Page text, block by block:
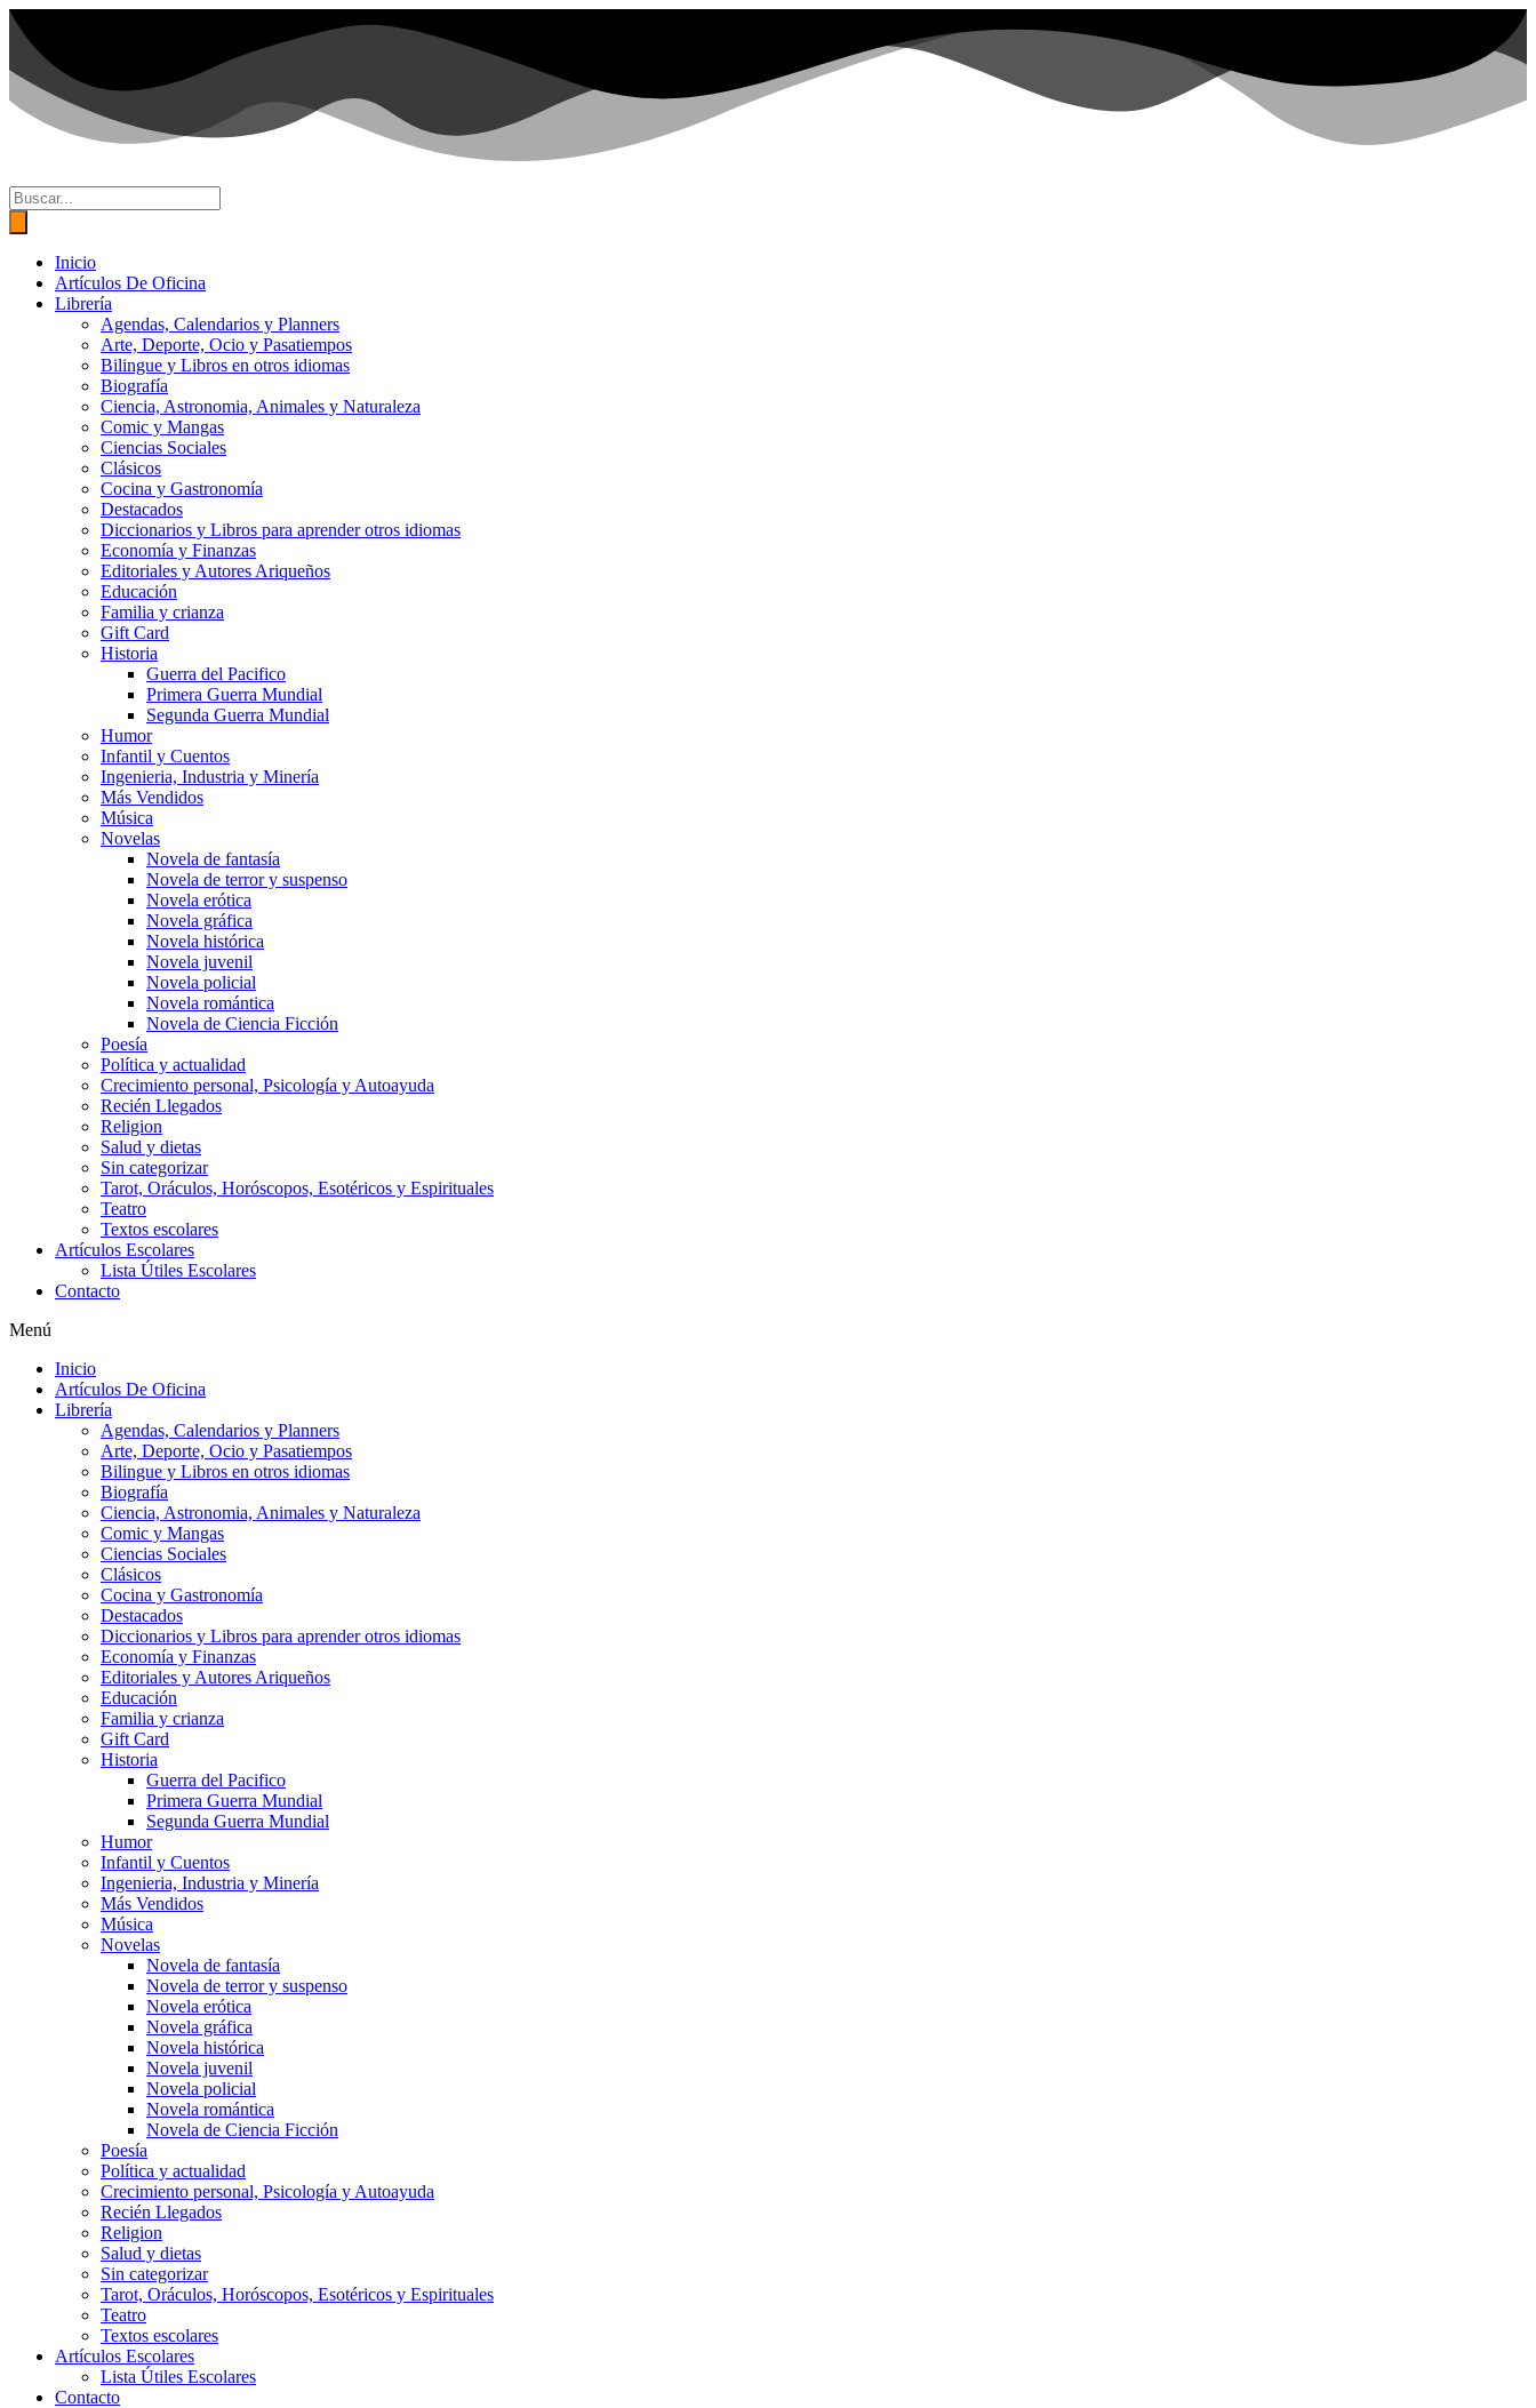
Ir
contenido
Búsqueda
de
productos
Inicio
Artículos De Oficina
Librería
Agendas, Calendarios y Planners
Arte, Deporte, Ocio y Pasatiempos
Bilingue y Libros en otros idiomas
Biografía
Ciencia, Astronomia, Animales y Naturaleza
Comic y Mangas
Ciencias Sociales
Clásicos
Cocina y Gastronomía
Destacados
Diccionarios y Libros para aprender otros idiomas
Economía y Finanzas
Editoriales y Autores Ariqueños
Educación
Familia y crianza
Gift Card
Historia
Guerra del Pacifico
Primera Guerra Mundial
Segunda Guerra Mundial
Humor
Infantil y Cuentos
Ingenieria, Industria y Minería
Más Vendidos
Música
Novelas
Novela de fantasía
Novela de terror y suspenso
Novela erótica
Novela gráfica
Novela histórica
Novela juvenil
Novela policial
Novela romántica
Novela de Ciencia Ficción
Poesía
Política y actualidad
Crecimiento personal, Psicología y Autoayuda
Recién Llegados
Religion
Salud y dietas
Sin categorizar
Tarot, Oráculos, Horóscopos, Esotéricos y Espirituales
Teatro
Textos escolares
Artículos Escolares
Lista Útiles Escolares
Contacto
Menú
Inicio
Artículos De Oficina
Librería
Agendas, Calendarios y Planners
Arte, Deporte, Ocio y Pasatiempos
Bilingue y Libros en otros idiomas
Biografía
Ciencia, Astronomia, Animales y Naturaleza
Comic y Mangas
Ciencias Sociales
Clásicos
Cocina y Gastronomía
Destacados
Diccionarios y Libros para aprender otros idiomas
Economía y Finanzas
Editoriales y Autores Ariqueños
Educación
Familia y crianza
Gift Card
Historia
Guerra del Pacifico
Primera Guerra Mundial
Segunda Guerra Mundial
Humor
Infantil y Cuentos
Ingenieria, Industria y Minería
Más Vendidos
Música
Novelas
Novela de fantasía
Novela de terror y suspenso
Novela erótica
Novela gráfica
Novela histórica
Novela juvenil
Novela policial
Novela romántica
Novela de Ciencia Ficción
Poesía
Política y actualidad
Crecimiento personal, Psicología y Autoayuda
Recién Llegados
Religion
Salud y dietas
Sin categorizar
Tarot, Oráculos, Horóscopos, Esotéricos y Espirituales
Teatro
Textos escolares
Artículos Escolares
Lista Útiles Escolares
Contacto